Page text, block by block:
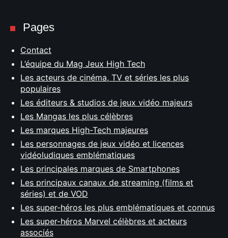
Pages
Contact
L’équipe du Mag Jeux High Tech
Les acteurs de cinéma, TV et séries les plus
populaires
Les éditeurs & studios de jeux vidéo majeurs
Les Mangas les plus célèbres
Les marques High-Tech majeures
Les personnages de jeux vidéo et licences
vidéoludiques emblématiques
Les principales marques de Smartphones
Les principaux canaux de streaming (films et
séries) et de VOD
Les super-héros les plus emblématiques et connus
Les super-héros Marvel célèbres et acteurs
associés